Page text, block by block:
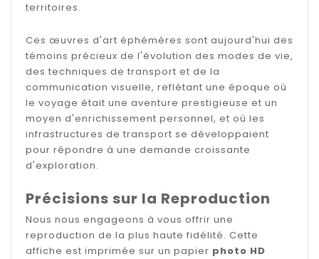
territoires.
Ces œuvres d'art éphémères sont aujourd'hui des
témoins précieux de l'évolution des modes de vie,
des techniques de transport et de la
communication visuelle, reflétant une époque où
le voyage était une aventure prestigieuse et un
moyen d'enrichissement personnel, et où les
infrastructures de transport se développaient
pour répondre à une demande croissante
d'exploration.
Précisions sur la Reproduction
Nous nous engageons à vous offrir une
reproduction de la plus haute fidélité. Cette
affiche est imprimée sur un papier photo HD